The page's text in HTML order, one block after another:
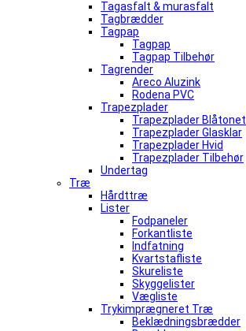
Tagasfalt & murasfalt
Tagbrædder
Tagpap
Tagpap
Tagpap Tilbehør
Tagrender
Areco Aluzink
Rodena PVC
Trapezplader
Trapezplader Blåtonet
Trapezplader Glasklar
Trapezplader Hvid
Trapezplader Tilbehør
Undertag
Træ
Hårdttræ
Lister
Fodpaneler
Forkantliste
Indfatning
Kvartstafliste
Skureliste
Skyggelister
Vægliste
Trykimprægneret Træ
Beklædningsbrædder